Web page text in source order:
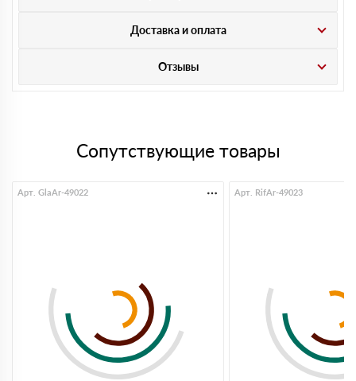
Доставка и оплата
Отзывы
Сопутствующие товары
Арт. GlaAr-49022 Арт. RifAr-49023